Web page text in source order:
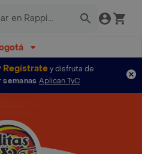
Regístratey disfruta de
Aplican TyC